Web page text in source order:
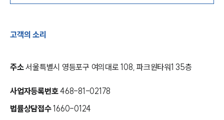
고객의 소리
주소서울특별시 영등포구 여의대로 108, 파크원타워1 35층
사업자등록번호468-81-02178
법률상담접수1660-0124